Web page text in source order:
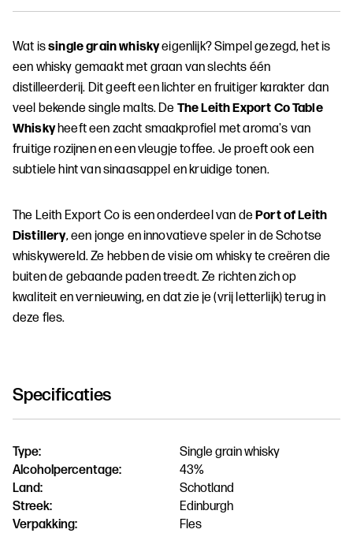
Wat issingle grain whiskyeigenlijk? Simpel gezegd, het is
een whisky gemaakt met graan van slechts één
distilleerderij. Dit geeft een lichter en fruitiger karakter dan
veel bekende single malts. De The Leith Export Co Table
Whiskyheeft een zacht smaakprofiel met aroma's van
fruitige rozijnen en een vleugje toffee. Je proeft ook een
subtiele hint van sinaasappel en kruidige tonen.
The Leith Export Co is een onderdeel van dePort of Leith
Distillery, een jonge en innovatieve speler in de Schotse
whiskywereld.Ze hebben de visie om whisky te creëren die
buiten de gebaande paden treedt. Ze richten zich op
kwaliteit en vernieuwing, en dat zie je (vrij letterlijk) terug in
deze fles.
Specificaties
Type:
Single grain whisky
Alcoholpercentage:
43%
Land:
Schotland
Streek:
Edinburgh
Verpakking:
Fles